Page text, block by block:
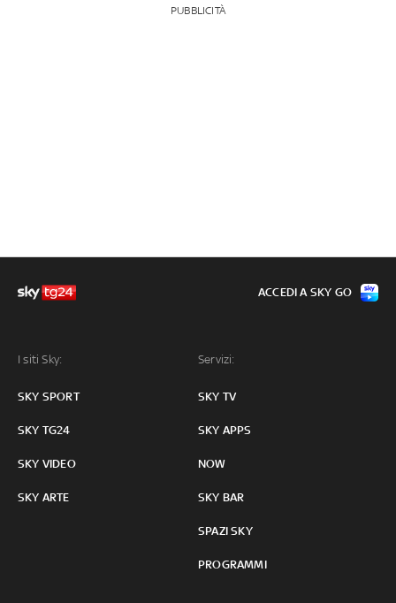
PUBBLICITÀ
I siti Sky:
SKY SPORT
SKY TG24
SKY VIDEO
SKY ARTE
Servizi:
SKY TV
SKY APPS
NOW
SKY BAR
SPAZI SKY
PROGRAMMI
ACCEDI A SKY GO